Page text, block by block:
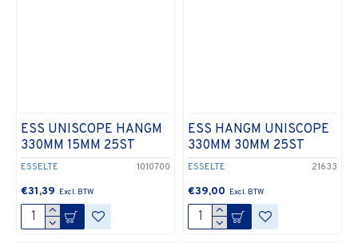
ESSELTE 1010700
ESS UNISCOPE HANGM
330MM 15MM 25ST
€31,39
ESSELTE 21633
ESS HANGM UNISCOPE
330MM 30MM 25ST
€39,00